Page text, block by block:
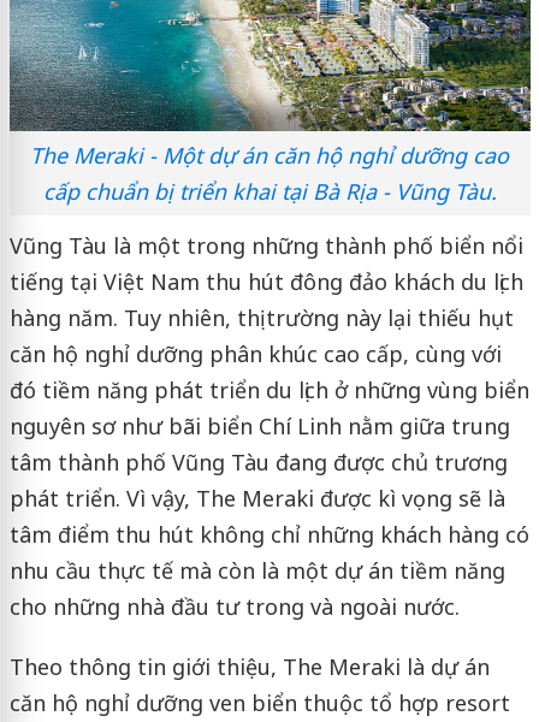
The Meraki - Một dự án căn hộ nghỉ dưỡng cao
cấp chuẩn bị triển khai tại Bà Rịa - Vũng Tàu.
Vũng Tàu là một trong những thành phố biển nổi
tiếng tại Việt Nam thu hút đông đảo khách du lịch
hàng năm. Tuy nhiên, thị trường này lại thiếu hụt
căn hộ nghỉ dưỡng phân khúc cao cấp, cùng với
đó tiềm năng phát triển du lịch ở những vùng biển
nguyên sơ như bãi biển Chí Linh nằm giữa trung
tâm thành phố Vũng Tàu đang được chủ trương
phát triển. Vì vậy, The Meraki được kì vọng sẽ là
tâm điểm thu hút không chỉ những khách hàng có
nhu cầu thực tế mà còn là một dự án tiềm năng
cho những nhà đầu tư trong và ngoài nước.
Theo thông tin giới thiệu, The Meraki là dự án
căn hộ nghỉ dưỡng ven biển thuộc tổ hợp resort